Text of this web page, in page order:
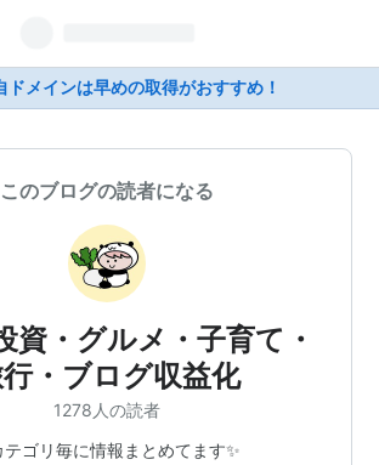
ドメインは早めの取得がおすすめ！
このブログの読者になる
資・グルメ・子育て・
・ブログ収益化
1278人の読者
テゴリ毎に情報まとめてます✨